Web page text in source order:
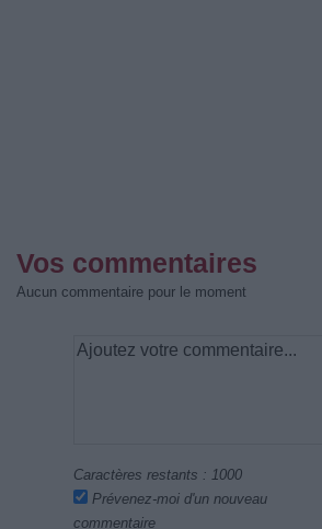
Vos commentaires
Aucun commentaire pour le moment
Caractères restants : 1000
Prévenez-moi d'un nouveau
commentaire